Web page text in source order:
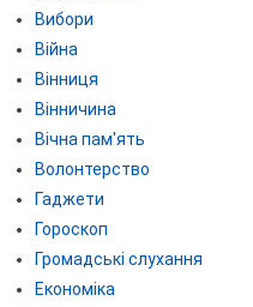
Вибори
Війна
Вінниця
Вінничина
Вічна пам'ять
Волонтерство
Гаджети
Гороскоп
Громадські слухання
Економіка